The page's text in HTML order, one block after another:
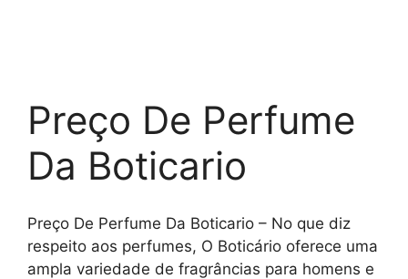
Preço De Perfume
Da Boticario
Preço De Perfume Da Boticario – No que diz
respeito aos perfumes, O Boticário oferece uma
ampla variedade de fragrâncias para homens e